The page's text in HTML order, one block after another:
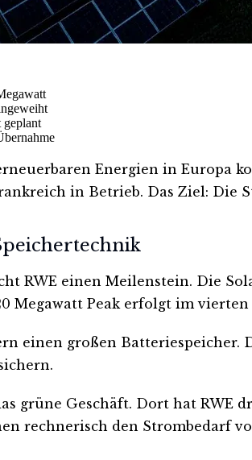
geplant
Energien in Europa
in Betrieb. Das Ziel: Die
RWE einen Meilenstein. Die
Megawatt Peak erfolgt im
einen großen Batteriespeicher.
grüne Geschäft. Dort hat RWE
rechnerisch den Strombedarf